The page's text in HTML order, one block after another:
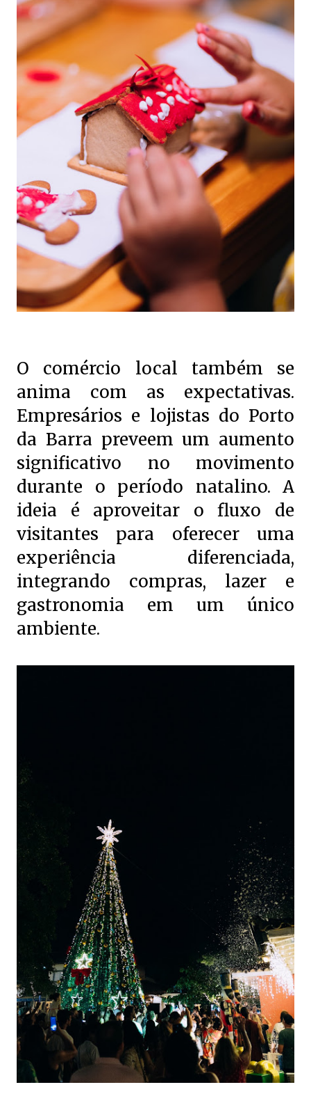
O comércio local também se
anima com as expectativas.
Empresários e lojistas do Porto
da Barra preveem um aumento
significativo no movimento
durante o período natalino. A
ideia é aproveitar o fluxo de
visitantes para oferecer uma
experiência diferenciada,
integrando compras, lazer e
gastronomia em um único
ambiente.